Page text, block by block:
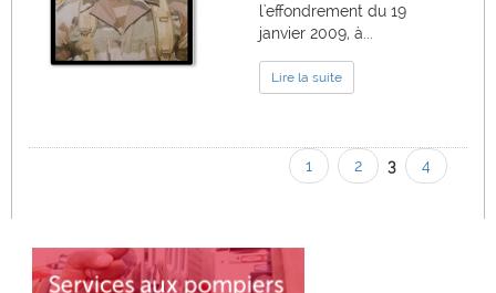
l'effondrement du 19
janvier 2009, à...
Lire la suite
1 2 3 4